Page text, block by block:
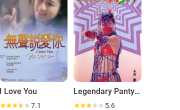
I Love You
7.1
Legendary Panty Mask
5.6